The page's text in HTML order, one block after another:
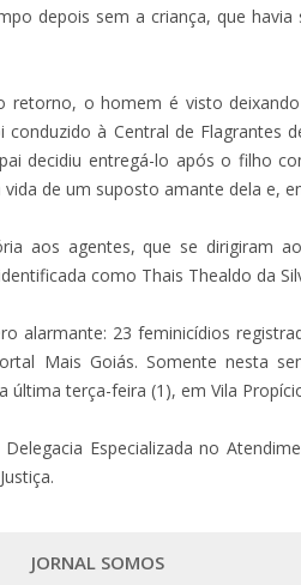
depois sem a criança, que
retorno, o homem é visto
à Central de Flagrantes
decidiu entregá-lo após o filho
de um suposto amante dela e,
aos agentes, que se dirigiram
como Thais Thealdo da
alarmante: 23 feminicídios
Mais Goiás. Somente nesta
terça-feira (1), em Vila
Especializada no
JORNAL SOMOS